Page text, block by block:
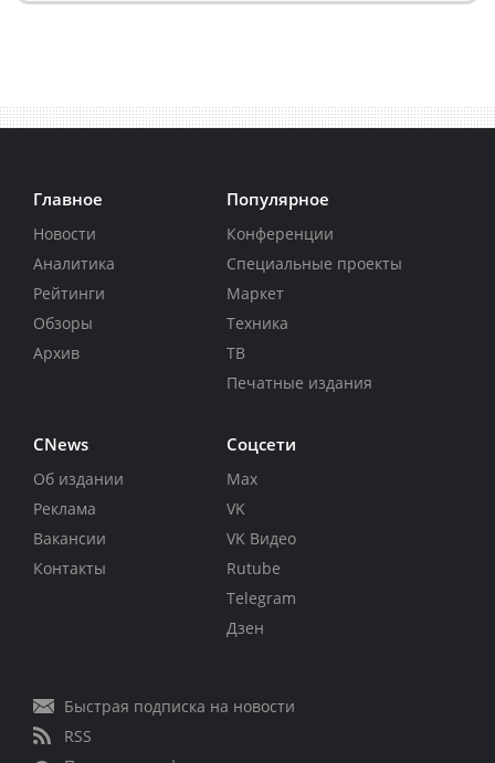
Главное
Новости
Аналитика
Рейтинги
Обзоры
Архив
Популярное
Конференции
Специальные проекты
Маркет
Техника
ТВ
Печатные издания
CNews
Об издании
Реклама
Вакансии
Контакты
Соцсети
Max
VK
VK Видео
Rutube
Telegram
Дзен
Быстрая подписка на новости
RSS